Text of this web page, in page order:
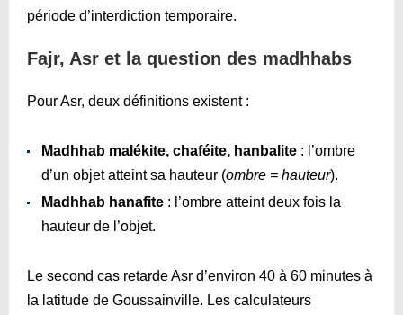
période d’interdiction temporaire.
Fajr, Asr et la question des madhhabs
Pour Asr, deux définitions existent :
Madhhab malékite, chaféite, hanbalite : l’ombre
d’un objet atteint sa hauteur (ombre = hauteur).
Madhhab hanafite : l’ombre atteint deux fois la
hauteur de l’objet.
Le second cas retarde Asr d’environ 40 à 60 minutes à
la latitude de Goussainville. Les calculateurs